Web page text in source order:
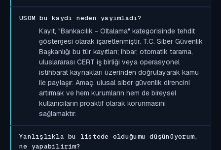
USOM bu kaydı neden yayımladı?
Kayıt, "Bankacılık - Oltalama" kategorisinde tehdit
göstergesi olarak işaretlenmiştir. T.C. Siber Güvenlik
Başkanlığı bu tür kayıtları; ihbar, otomatik tarama,
uluslararası CERT iş birliği veya operasyonel
istihbarat kaynakları üzerinden doğrulayarak kamu
ile paylaşır. Amaç, ulusal siber güvenlik direncini
artırmak ve hem kurumların hem de bireysel
kullanıcıların proaktif olarak korunmasını
sağlamaktır.
Yanlışlıkla bu listede olduğumu düşünüyorum,
ne yapabilirim?